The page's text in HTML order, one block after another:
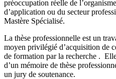
préoccupation réelle de
d’application ou du secteur
Mastère Spécialisé.
La thèse professionnelle est un
moyen privilégié d’acquisition de
de formation par la recherche .
d’un mémoire de thèse
un jury de soutenance.